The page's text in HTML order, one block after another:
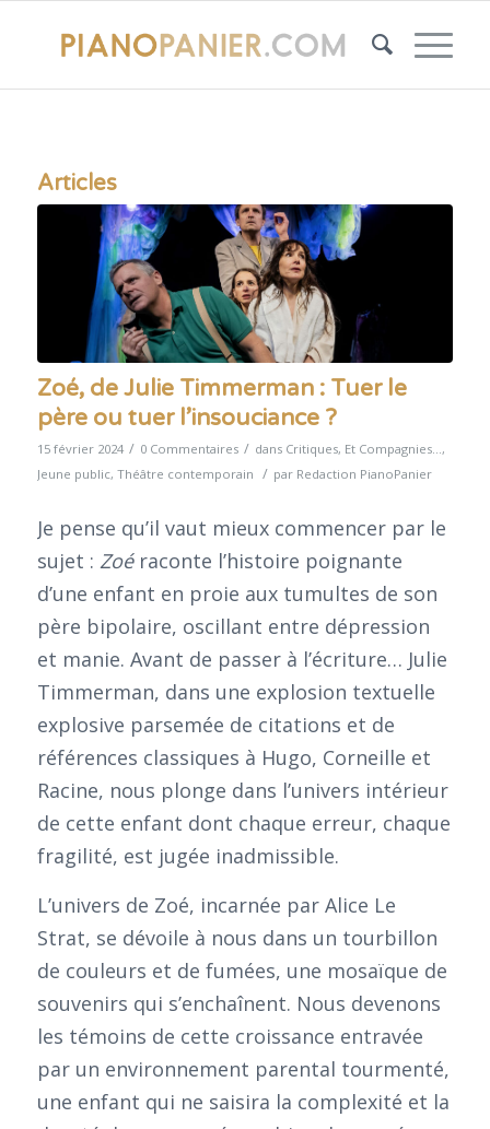
Articles
Zoé, de Julie Timmerman : Tuer le
père ou tuer l’insouciance ?
15 février 2024 / 0 Commentaires / dans Critiques, Et Compagnies... ,
Jeune public, Théâtre contemporain / par Redaction PianoPanier
Je pense qu’il vaut mieux commencer par le
sujet : Zoéraconte l’histoire poignante
d’une enfant en proie aux tumultes de son
père bipolaire, oscillant entre dépression
et manie. Avant de passer à l’écriture… Julie
Timmerman, dans une explosion textuelle
explosive parsemée de citations et de
références classiques à Hugo, Corneille et
Racine, nous plonge dans l’univers intérieur
de cette enfant dont chaque erreur, chaque
fragilité, est jugée inadmissible.
L’univers de Zoé, incarnée par Alice Le
Strat, se dévoile à nous dans un tourbillon
de couleurs et de fumées, une mosaïque de
souvenirs qui s’enchaînent. Nous devenons
les témoins de cette croissance entravée
par un environnement parental tourmenté,
une enfant qui ne saisira la complexité et la